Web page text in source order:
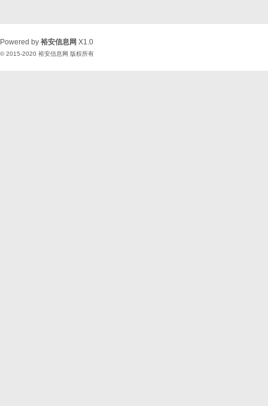
Powered by 裕安信息网 X1.0
© 2015-2020 裕安信息网 版权所有